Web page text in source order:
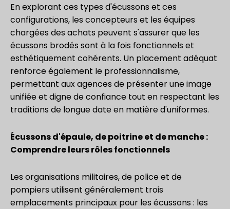
En explorant ces types d'écussons et ces
configurations, les concepteurs et les équipes
chargées des achats peuvent s'assurer que les
écussons brodés sont à la fois fonctionnels et
esthétiquement cohérents. Un placement adéquat
renforce également le professionnalisme,
permettant aux agences de présenter une image
unifiée et digne de confiance tout en respectant les
traditions de longue date en matière d'uniformes.
Écussons d'épaule, de poitrine et de manche :
Comprendre leurs rôles fonctionnels
Les organisations militaires, de police et de
pompiers utilisent généralement trois
emplacements principaux pour les écussons : les